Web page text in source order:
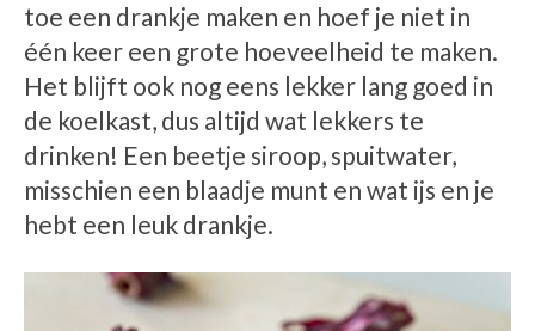
toe een drankje maken en hoef je niet in
één keer een grote hoeveelheid te maken.
Het blijft ook nog eens lekker lang goed in
de koelkast, dus altijd wat lekkers te
drinken! Een beetje siroop, spuitwater,
misschien een blaadje munt en wat ijs en je
hebt een leuk drankje.